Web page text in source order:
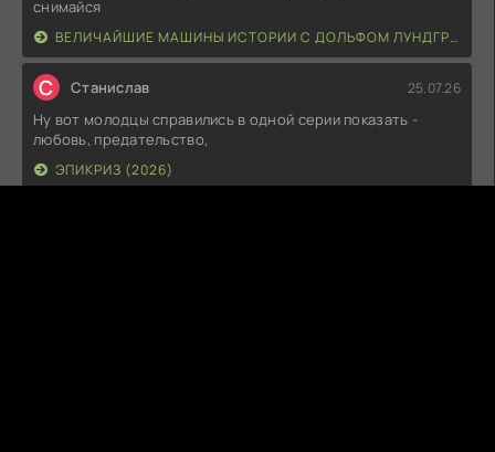
снимайся
ВЕЛИЧАЙШИЕ МАШИНЫ ИСТОРИИ С ДОЛЬФОМ ЛУНДГРЕНОМ (2026)
С Станислав 25.07.26
Ну вот молодцы справились в одной серии показать -
любовь, предательство,
ЭПИКРИЗ (2026)